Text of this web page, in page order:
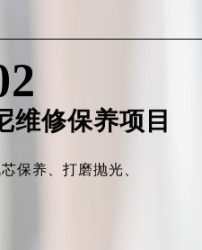
维修保养项目
保养、打磨抛光、